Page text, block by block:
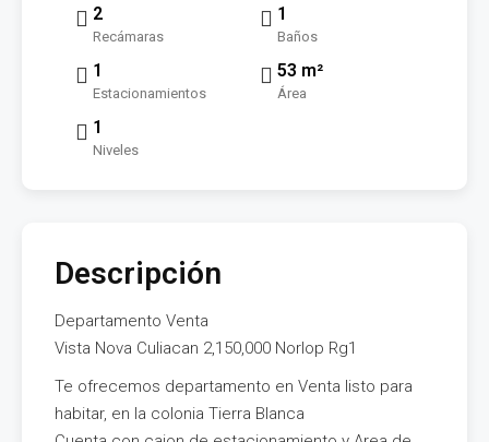
2
Recámaras
1
Baños
1
Estacionamientos
53 m²
Área
1
Niveles
Descripción
Departamento Venta
Vista Nova Culiacan 2,150,000 Norlop Rg1
Te ofrecemos departamento en Venta listo para
habitar, en la colonia Tierra Blanca